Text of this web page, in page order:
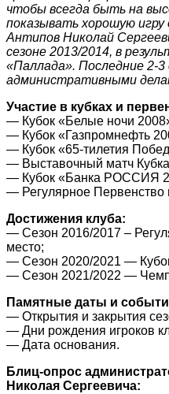
чтобы всегда быть на
показывать хорошую
Антипов Николай
сезоне 2013/2014, в
«Паллада». Последние 2-3
административными
Участие в кубках и
— Кубок «Белые ночи
— Кубок «Газпромнефть
— Кубок «65-тилетия
— Выставочный матч
— Кубок «Банка РОССИЯ
— Регулярное
Достижения клуба:
— Сезон 2016/2017 –
место;
— Сезон 2020/2021 —
— Сезон 2021/2022 —
Памятные даты и
— Открытия и закрытия
— Дни рождения игроков
— Дата основания.
Блиц-опрос
Николая Сергеевича: